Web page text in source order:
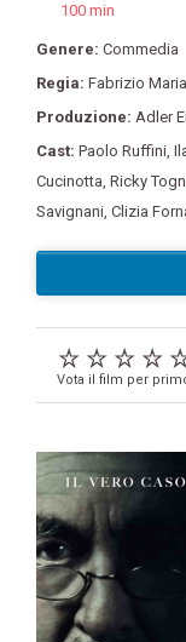
100 min
Genere: Commedia
Regia: Fabrizio
Produzione: Adler
Cast: Paolo Ruffini,
Cucinotta, Ricky
Savignani, Clizia
Vota il film per